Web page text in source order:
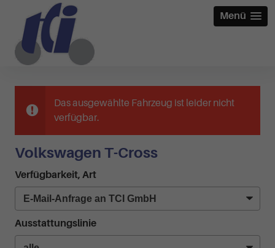
Menü
Das ausgewählte Fahrzeug ist leider nicht
verfügbar.
Volkswagen T-Cross
Verfügbarkeit, Art
Ausstattungslinie